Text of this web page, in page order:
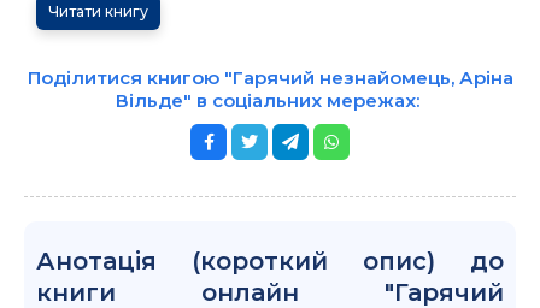
Читати книгу
Поділитися книгою "Гарячий незнайомець, Аріна
Вільде" в соціальних мережах:
Анотація (короткий опис) до
книги онлайн "Гарячий